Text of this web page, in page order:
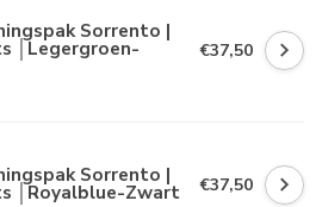
Sorrento |
│Legergroen- €37,50
Sorrento |
│Royalblue-Zwart €37,50